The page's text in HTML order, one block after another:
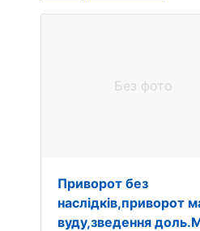
Без фото
Приворот без
наслідків,приворот
вуду,зведення